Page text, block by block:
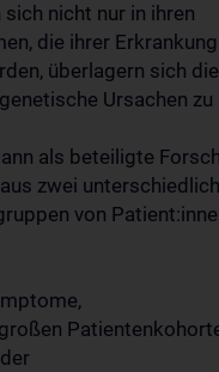
nicht nur in ihren
die ihrer Erkrankung
überlagern sich
Ursachen zu
als beteiligte
zwei
von